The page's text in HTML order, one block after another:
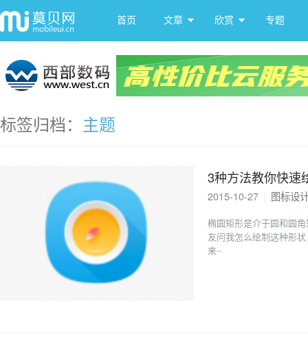
首页 文章 欣赏 专题
标签归档： 主题
3种方法教你快速
2015-10-27 图标设
椭圆矩形是介于圆和圆
友问我怎么绘制这种形
来~